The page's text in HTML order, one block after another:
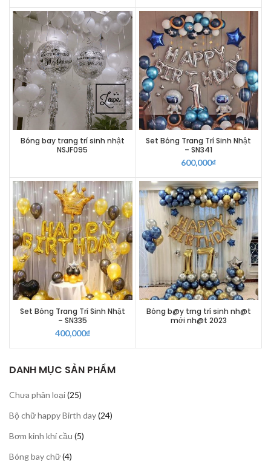
Bóng bay trang trí sinh nhật
NSJF095
Set Bóng Trang Trí Sinh Nhật
– SN341
600,000₫
Set Bóng Trang Trí Sinh Nhật
– SN335
400,000₫
Bóng b@y trng trí sinh nh@t
mới nh@t 2023
DANH MỤC SẢN PHẨM
Chưa phân loại 2525
phẩm
Bộ chữ happy Birth day 2424
Bơm kinh khí cầu 55
Bóng bay chữ 44